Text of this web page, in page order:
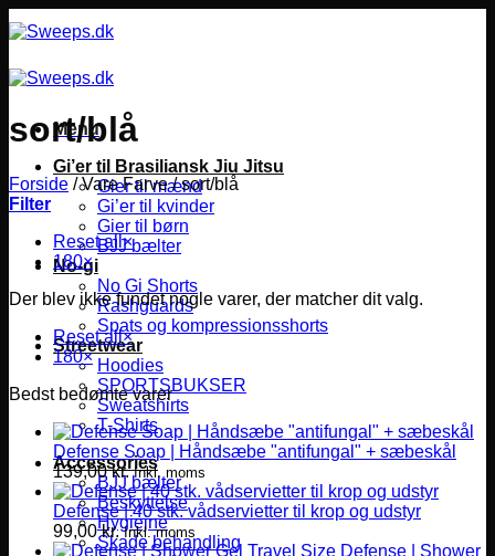
til
Menu
Gi’er til Brasiliansk Jiu Jitsu
Gier til mænd
Gi’er til kvinder
Gier til børn
BJJ bælter
No-gi
No Gi Shorts
Rashguards
Spats og kompressionsshorts
Streetwear
Hoodies
SPORTSBUKSER
Sweatshirts
T-Shirts
Accessories
BJJ bælter
Beskyttelse
Hygiejne
Skade behandling
sort/blå
Forside /Vare Farve/sort/blå
Filter
Reset all×
180×
Der blev ikke fundet nogle varer, der matcher dit valg.
Reset all×
180×
Bedst bedømte varer
Defense Soap | Håndsæbe "antifungal" + sæbeskål
139,00kr. Inkl. moms
Defense | 40 stk. vådservietter til krop og udstyr
99,00kr. Inkl. moms
Defense | Shower